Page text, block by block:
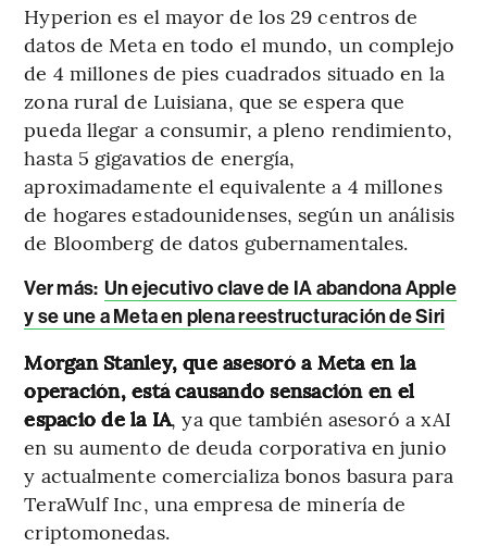
Hyperion es el mayor de los 29 centros de
datos de Meta en todo el mundo, un complejo
de 4 millones de pies cuadrados situado en la
zona rural de Luisiana, que se espera que
pueda llegar a consumir, a pleno rendimiento,
hasta 5 gigavatios de energía,
aproximadamente el equivalente a 4 millones
de hogares estadounidenses, según un análisis
de Bloomberg de datos gubernamentales.
Ver más: Un ejecutivo clave de IA abandona Apple
y se une a Meta en plena reestructuración de Siri
Morgan Stanley, que asesoró a Meta en la
operación, está causando sensación en el
espacio de la IA, ya que también asesoró a xAI
en su aumento de deuda corporativa en junio
y actualmente comercializa bonos basura para
TeraWulf Inc, una empresa de minería de
criptomonedas.